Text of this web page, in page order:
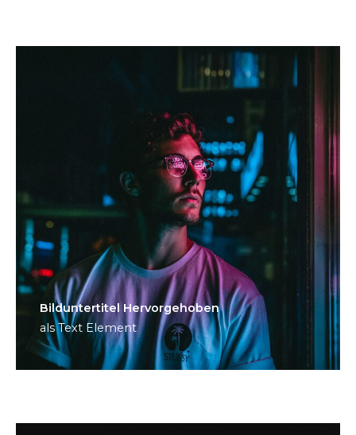
Bild­unter­titel Hervorgehoben
als Text Element